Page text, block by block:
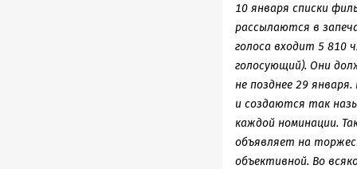
«Жижи»). У
«Звездные
млн. в России),
О=11
режиссер
Джексон),
Ричард
Хэммонд Пик)
Рэндол Уильям
Шор), песня
10 января списки
рассылаются в
голоса входит 5 810
голосующий). Они
не позднее 29
и создаются так
каждой номинации.
объявляет на
объективной. Во